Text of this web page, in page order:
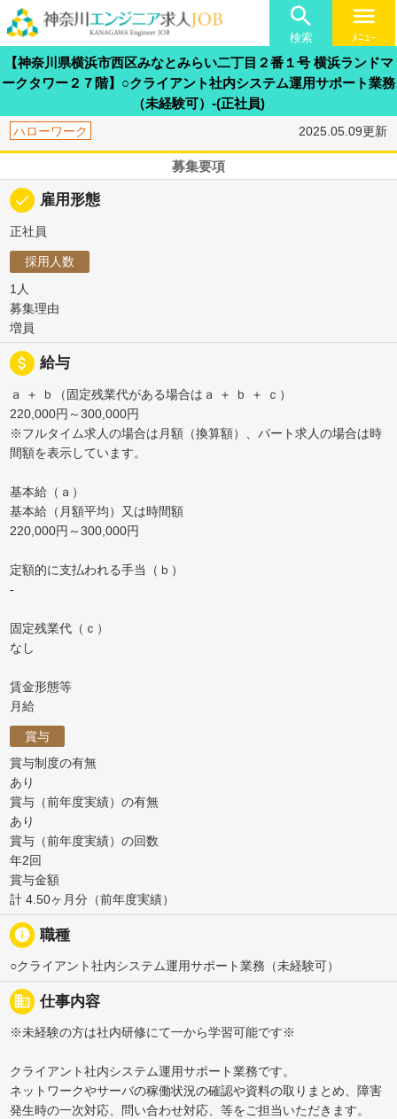

検索
menu
ﾒﾆｭｰ
【神奈川県横浜市西区みなとみらい二丁目２番１号 横浜ランドマ
ークタワー２７階】○クライアント社内システム運用サポート業務
（未経験可）-(正社員)
ハローワーク 2025.05.09更新
募集要項
done 雇用形態
正社員
採用人数
1人
募集理由
増員
attach_money 給与
ａ ＋ ｂ（固定残業代がある場合はａ ＋ ｂ ＋ ｃ）
220,000円～300,000円
※フルタイム求人の場合は月額（換算額）、パート求人の場合は時
間額を表示しています。
基本給（ａ）
基本給（月額平均）又は時間額
220,000円～300,000円
定額的に支払われる手当（ｂ）
-
固定残業代（ｃ）
なし
賃金形態等
月給
賞与
賞与制度の有無
あり
賞与（前年度実績）の有無
あり
賞与（前年度実績）の回数
年2回
賞与金額
計 4.50ヶ月分（前年度実績）
info 職種
○クライアント社内システム運用サポート業務（未経験可）
business 仕事内容
※未経験の方は社内研修にて一から学習可能です※
クライアント社内システム運用サポート業務です。
ネットワークやサーバの稼働状況の確認や資料の取りまとめ、障害
発生時の一次対応、問い合わせ対応、等をご担当いただきます。